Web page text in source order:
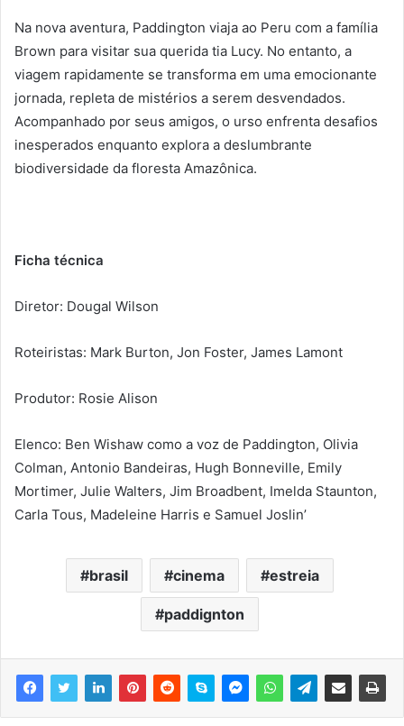
Na nova aventura, Paddington viaja ao Peru com a família
Brown para visitar sua querida tia Lucy. No entanto, a
viagem rapidamente se transforma em uma emocionante
jornada, repleta de mistérios a serem desvendados.
Acompanhado por seus amigos, o urso enfrenta desafios
inesperados enquanto explora a deslumbrante
biodiversidade da floresta Amazônica.
Ficha técnica
Diretor: Dougal Wilson
Roteiristas: Mark Burton, Jon Foster, James Lamont
Produtor: Rosie Alison
Elenco: Ben Wishaw como a voz de Paddington, Olivia
Colman, Antonio Bandeiras, Hugh Bonneville, Emily
Mortimer, Julie Walters, Jim Broadbent, Imelda Staunton,
Carla Tous, Madeleine Harris e Samuel Joslin’
brasil cinema estreia
paddignton